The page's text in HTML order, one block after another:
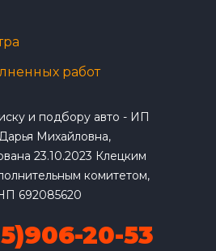
работ
и подбору авто - ИП
Михайловна,
23.10.2023 Клецким
комитетом,
692085620
20-53